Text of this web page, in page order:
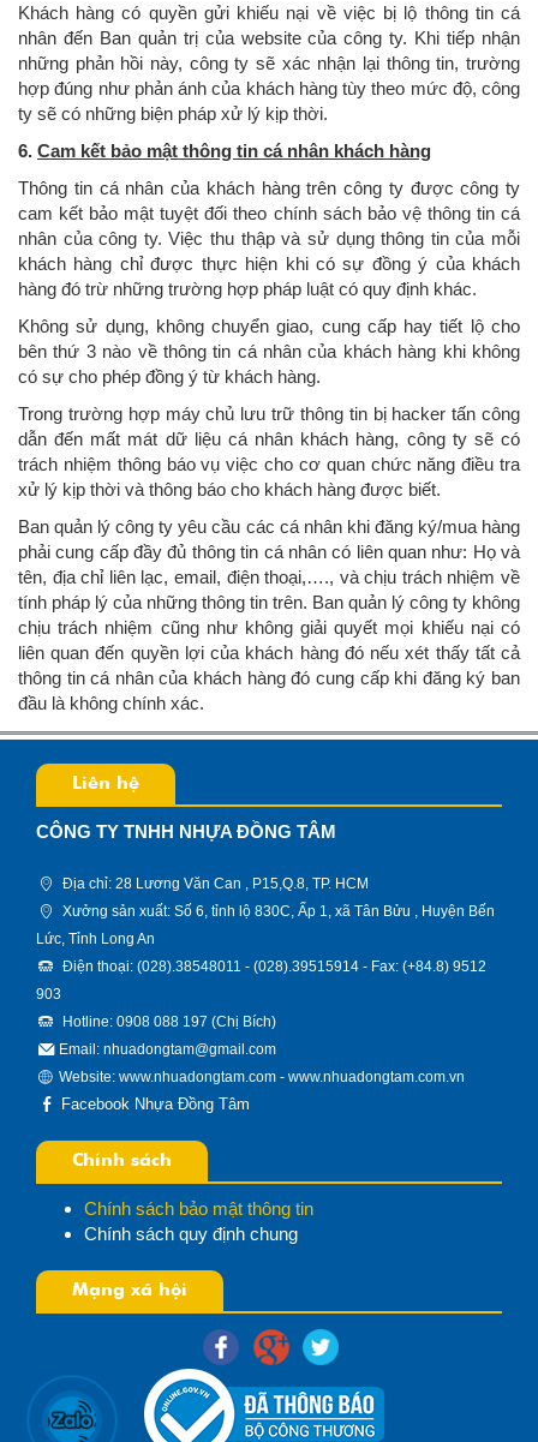
Khách hàng có quyền gửi khiếu nại về việc bị lộ thông tin cá
nhân đến Ban quản trị của website của công ty. Khi tiếp nhận
những phản hồi này, công ty sẽ xác nhận lại thông tin, trường
hợp đúng như phản ánh của khách hàng tùy theo mức độ, công
ty sẽ có những biện pháp xử lý kịp thời.
6. Cam kết bảo mật thông tin cá nhân khách hàng
Thông tin cá nhân của khách hàng trên công ty được công ty
cam kết bảo mật tuyệt đối theo chính sách bảo vệ thông tin cá
nhân của công ty. Việc thu thập và sử dụng thông tin của mỗi
khách hàng chỉ được thực hiện khi có sự đồng ý của khách
hàng đó trừ những trường hợp pháp luật có quy định khác.
Không sử dụng, không chuyển giao, cung cấp hay tiết lộ cho
bên thứ 3 nào về thông tin cá nhân của khách hàng khi không
có sự cho phép đồng ý từ khách hàng.
Trong trường hợp máy chủ lưu trữ thông tin bị hacker tấn công
dẫn đến mất mát dữ liệu cá nhân khách hàng, công ty sẽ có
trách nhiệm thông báo vụ việc cho cơ quan chức năng điều tra
xử lý kịp thời và thông báo cho khách hàng được biết.
Ban quản lý công ty yêu cầu các cá nhân khi đăng ký/mua hàng
phải cung cấp đầy đủ thông tin cá nhân có liên quan như: Họ và
tên, địa chỉ liên lạc, email, điện thoại,…., và chịu trách nhiệm về
tính pháp lý của những thông tin trên. Ban quản lý công ty không
chịu trách nhiệm cũng như không giải quyết mọi khiếu nại có
liên quan đến quyền lợi của khách hàng đó nếu xét thấy tất cả
thông tin cá nhân của khách hàng đó cung cấp khi đăng ký ban
đầu là không chính xác.
Liên hệ
CÔNG TY TNHH NHỰA ĐỒNG TÂM
Địa chỉ: 28 Lương Văn Can , P15,Q.8, TP. HCM
Xưởng sản xuất: Số 6, tỉnh lộ 830C, Ấp 1, xã Tân Bửu , Huyện Bến
Lức, Tỉnh Long An
Điện thoại: (028).38548011 - (028).39515914 - Fax: (+84.8) 9512
903
Hotline: 0908 088 197 (Chị Bích)
Email: nhuadongtam@gmail.com
Website:www.nhuadongtam.com -www.nhuadongtam.com.vn
Facebook Nhựa Đồng Tâm
Chính sách
Chính sách bảo mật thông tin
Chính sách quy định chung
Mạng xã hội